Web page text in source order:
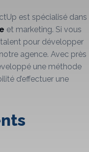
est spécialisé dans
et marketing. Si vous
pour développer
agence. Avec près
une méthode
d’effectuer une